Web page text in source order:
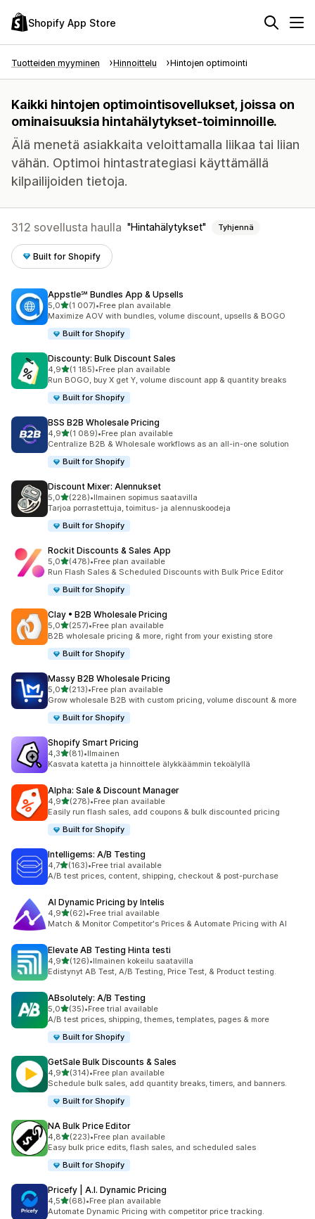
Shopify App Store
Tuotteiden myyminen Hinnoittelu Hintojen optimointi
Kaikki hintojen optimointisovellukset, joissa on
ominaisuuksia hintahälytykset-toiminnoille.
Älä menetä asiakkaita veloittamalla liikaa tai liian
vähän. Optimoi hintastrategiasi käyttämällä
kilpailijoiden tietoja.
312 sovellusta haulla Hintahälytykset Tyhjennä
Built for Shopify
Appstle℠ Bundles App & Upsells
5,0/ 5 tähteä
(1 007)
1007 arvostelua yhteensä
•Free plan available
Maximize AOV with bundles, volume discount, upsells & BOGO
Built for Shopify
Discounty: Bulk Discount Sales
4,9/ 5 tähteä
(1 185)
1185 arvostelua yhteensä
•Free plan available
Run BOGO, buy X get Y, volume discount app & quantity breaks
Built for Shopify
BSS B2B Wholesale Pricing
4,9/ 5 tähteä
(1 089)
1089 arvostelua yhteensä
•Free plan available
Centralize B2B & Wholesale workflows as an all-in-one solution
Built for Shopify
Discount Mixer: Alennukset
5,0/ 5 tähteä
(228)
228 arvostelua yhteensä
•Ilmainen sopimus saatavilla
Tarjoa porrastettuja, toimitus- ja alennuskoodeja
Built for Shopify
Rockit Discounts & Sales App
5,0/ 5 tähteä
(478)
478 arvostelua yhteensä
•Free plan available
Run Flash Sales & Scheduled Discounts with Bulk Price Editor
Built for Shopify
Clay • B2B Wholesale Pricing
5,0/ 5 tähteä
(257)
257 arvostelua yhteensä
•Free plan available
B2B wholesale pricing & more, right from your existing store
Built for Shopify
Massy B2B Wholesale Pricing
5,0/ 5 tähteä
(213)
213 arvostelua yhteensä
•Free plan available
Grow wholesale B2B with custom pricing, volume discount & more
Built for Shopify
Shopify Smart Pricing
4,3/ 5 tähteä
(81)
81 arvostelua yhteensä
•Ilmainen
Kasvata katetta ja hinnoittele älykkäämmin tekoälyllä
Alpha: Sale & Discount Manager
4,9/ 5 tähteä
(278)
278 arvostelua yhteensä
•Free plan available
Easily run flash sales, add coupons & bulk discounted pricing
Built for Shopify
Intelligems: A/B Testing
4,7/ 5 tähteä
(163)
163 arvostelua yhteensä
•Free trial available
A/B test prices, content, shipping, checkout & post-purchase
AI Dynamic Pricing by Intelis
4,9/ 5 tähteä
(62)
62 arvostelua yhteensä
•Free trial available
Match & Monitor Competitor's Prices & Automate Pricing with AI
Elevate AB Testing Hinta testi
4,9/ 5 tähteä
(126)
126 arvostelua yhteensä
•Ilmainen kokeilu saatavilla
Edistynyt AB Test, A/B Testing, Price Test, & Product testing.
ABsolutely: A/B Testing
5,0/ 5 tähteä
(35)
35 arvostelua yhteensä
•Free trial available
A/B test prices, shipping, themes, templates, pages & more
Built for Shopify
GetSale Bulk Discounts & Sales
4,9/ 5 tähteä
(314)
314 arvostelua yhteensä
•Free plan available
Schedule bulk sales, add quantity breaks, timers, and banners.
Built for Shopify
NA Bulk Price Editor
4,8/ 5 tähteä
(223)
223 arvostelua yhteensä
•Free plan available
Easy bulk price edits, flash sales, and scheduled sales
Built for Shopify
Pricefy | A.I. Dynamic Pricing
4,5/ 5 tähteä
(68)
68 arvostelua yhteensä
•Free plan available
Automate Dynamic Pricing with competitor price tracking.